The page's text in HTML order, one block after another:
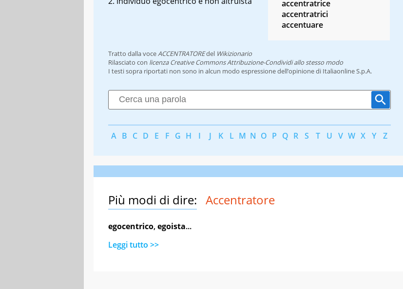
accentratrice
accentratrici
accentuare
Tratto dalla voce ACCENTRATOREdel Wikizionario
Rilasciato con licenza Creative Commons Attribuzione-Condividi allo stesso modo
I testi sopra riportati non sono in alcun modo espressione dell’opinione di Italiaonline S.p.A.
A B C D E F G H I J K L M N O P Q R S T U V W X Y Z
Più modi di dire: Accentratore
egocentrico,egoista...
Leggi tutto >>